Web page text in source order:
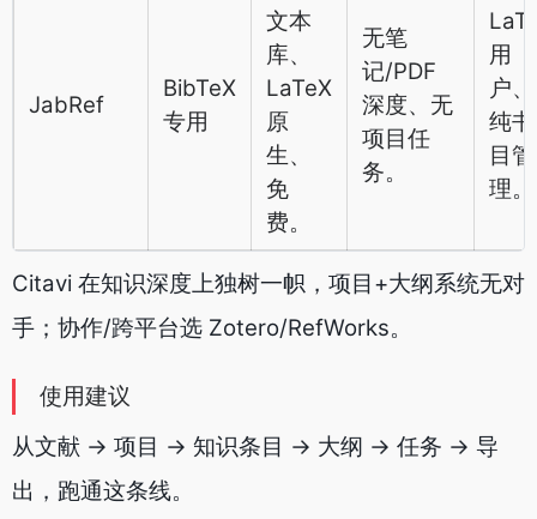
JabRef
BibTeX
专用
文本
库、
LaTeX
原
生、
免
费。
无笔
记/PDF
深度、无
项目任
务。
用
户、
纯书
目管
理。
Citavi 在知识深度上独树一帜，项目+大纲系统无对
手；协作/跨平台选 Zotero/RefWorks。
使用建议
从文献 → 项目 → 知识条目 → 大纲 → 任务 → 导
出，跑通这条线。